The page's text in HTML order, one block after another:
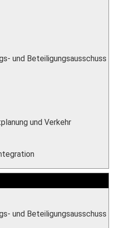
und Beteiligungsausschuss
und Verkehr
und Beteiligungsausschuss